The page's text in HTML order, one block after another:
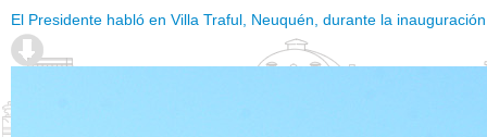
El Presidente habló en Villa Traful, Neuquén, durante la